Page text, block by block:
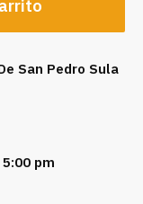
San Pedro Sula
pm